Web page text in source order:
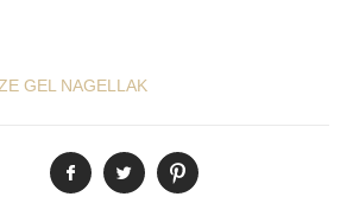
GEL NAGELLAK